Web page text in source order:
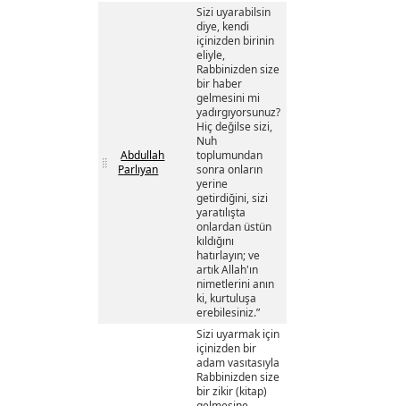
Abdullah
Parlıyan
Sizi uyarabilsin
diye, kendi
içinizden birinin
eliyle,
Rabbinizden size
bir haber
gelmesini mi
yadırgıyorsunuz?
Hiç değilse sizi,
Nuh
toplumundan
sonra onların
yerine
getirdiğini, sizi
yaratılışta
onlardan üstün
kıldığını
hatırlayın; ve
artık Allah'ın
nimetlerini anın
ki, kurtuluşa
erebilesiniz.”
Sizi uyarmak için
içinizden bir
adam vasıtasıyla
Rabbinizden size
bir zikir (kitap)